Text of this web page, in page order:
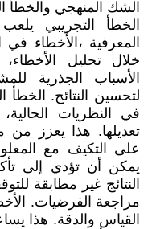
الشك المنهجي والخطأ
الخطأ التجريبي
المعرفية ،الأخطاء
خلال تحليل
الأسباب الجذرية
لتحسين النتائج.
في النظريات
تعديلها. هذا يعزز من
على التكيف مع
يمكن أن تؤدي إلى
النتائج غير مطابقة
مراجعة الفرضيات.
القياس والدقة. هذا